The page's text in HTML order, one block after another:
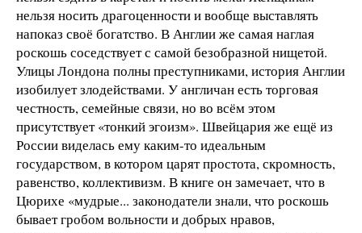
нельзя носить драгоценности и вообще выставлять
напоказ своё богатство. В Англии же самая наглая
роскошь соседствует с самой безобразной нищетой.
Улицы Лондона полны преступниками, история Англии
изобилует злодействами. У англичан есть торговая
честность, семейные связи, но во всём этом
присутствует «тонкий эгоизм». Швейцария же ещё из
России виделась ему каким-то идеальным
государством, в котором царят простота, скромность,
равенство, коллективизм. В книге он замечает, что в
Цюрихе «мудрые... законодатели знали, что роскошь
бывает гробом вольности и добрых нравов,